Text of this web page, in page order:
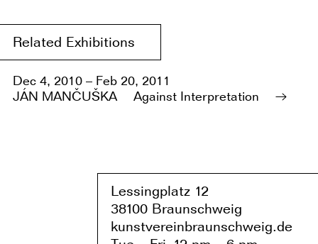
Related Exhibitions
Dec 4, 2010 – Feb 20, 2011
JÁN MANČUŠKA
Against Interpretation
Lessingplatz 12
38100 Braunschweig
kunstvereinbraunschweig.de